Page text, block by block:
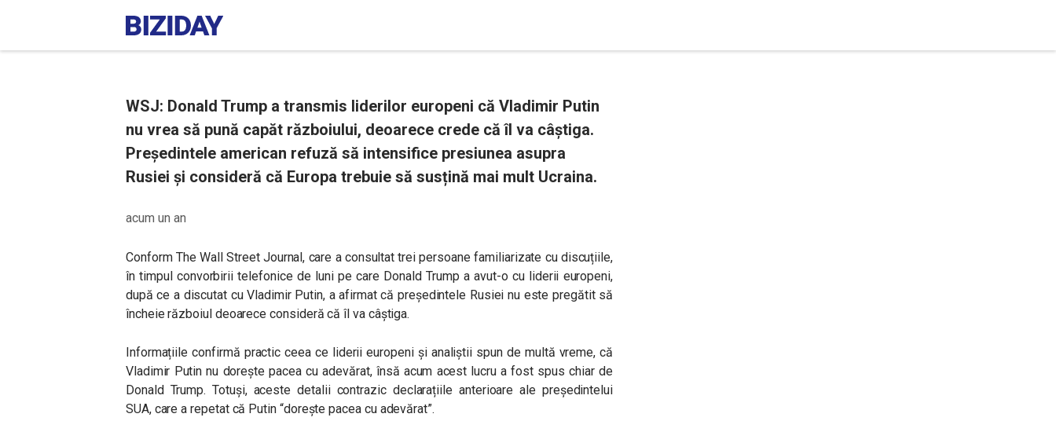
WSJ: Donald Trump a transmis liderilor europeni că Vladimir Putin
nu vrea să pună capăt războiului, deoarece crede că îl va câștiga.
Președintele american refuză să intensifice presiunea asupra
Rusiei și consideră că Europa trebuie să susțină mai mult Ucraina.
acum un an
Conform The Wall Street Journal, care a consultat trei persoane familiarizate cu discuțiile,
în timpul convorbirii telefonice de luni pe care Donald Trump a avut-o cu liderii europeni,
după ce a discutat cu Vladimir Putin, a afirmat că președintele Rusiei nu este pregătit să
încheie războiul deoarece consideră că îl va câștiga.
Informațiile confirmă practic ceea ce liderii europeni și analiștii spun de multă vreme, că
Vladimir Putin nu dorește pacea cu adevărat, însă acum acest lucru a fost spus chiar de
Donald Trump. Totuși, aceste detalii contrazic declarațiile anterioare ale președintelui
SUA, care a repetat că Putin “dorește pacea cu adevărat”.